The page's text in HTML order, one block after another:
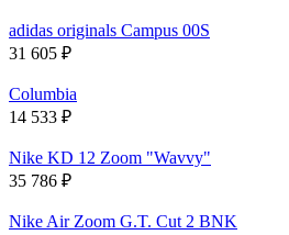
adidas originals Campus 00S
31 605 ₽
Columbia
14 533 ₽
Nike KD 12 Zoom "Wavvy"
35 786 ₽
Nike Air Zoom G.T. Cut 2 BNK